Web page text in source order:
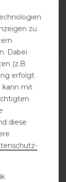
45-
zu
Dabei
(z.B.
erfolgt
kann mit
diese